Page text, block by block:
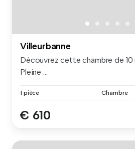
Villeurbanne
Découvrez cette chambre de 10
Pleine ...
1 pièce Chambre
€ 610